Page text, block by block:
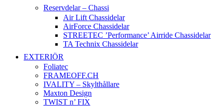
Reservdelar – Chassi
Air Lift Chassidelar
AirForce Chassidelar
STREETEC ’Performance’ Airride Chassidelar
TA Technix Chassidelar
EXTERIÖR
Foliatec
FRAMEOFF.CH
IVALITY – Skylthållare
Maxton Design
TWIST n’ FIX